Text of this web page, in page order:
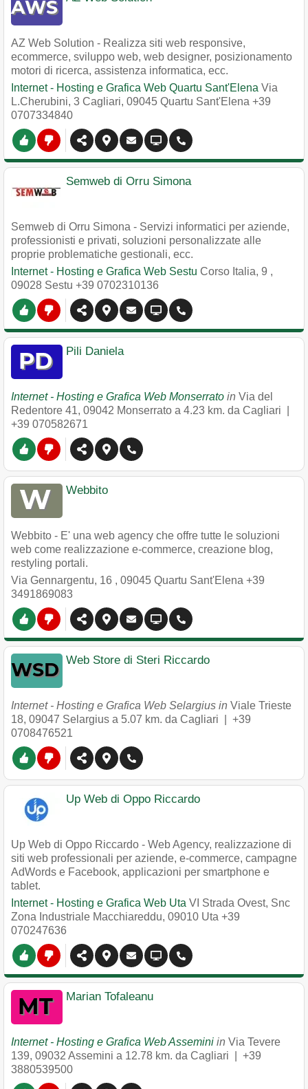
AZ Web Solution - Realizza siti web responsive,
ecommerce, sviluppo web, web designer, posizionamento
motori di ricerca, assistenza informatica, ecc.
Internet - Hosting e Grafica Web Quartu Sant'Elena Via
L.Cherubini, 3 Cagliari, 09045 Quartu Sant'Elena +39
0707334840
Semweb di Orru Simona
Semweb di Orru Simona - Servizi informatici per aziende,
professionisti e privati, soluzioni personalizzate alle
proprie problematiche gestionali, ecc.
Internet - Hosting e Grafica Web Sestu Corso Italia, 9 ,
09028 Sestu +39 0702310136
Pili Daniela
Internet - Hosting e Grafica Web Monserrato in Via del
Redentore 41, 09042 Monserrato a 4.23 km. da Cagliari |
+39 070582671
Webbito
Webbito - E' una web agency che offre tutte le soluzioni
web come realizzazione e-commerce, creazione blog,
restyling portali.
Via Gennargentu, 16 , 09045 Quartu Sant'Elena +39
3491869083
Web Store di Steri Riccardo
Internet - Hosting e Grafica Web Selargius in Viale Trieste
18, 09047 Selargius a 5.07 km. da Cagliari | +39
0708476521
Up Web di Oppo Riccardo
Up Web di Oppo Riccardo - Web Agency, realizzazione di
siti web professionali per aziende, e-commerce, campagne
AdWords e Facebook, applicazioni per smartphone e
tablet.
Internet - Hosting e Grafica Web Uta VI Strada Ovest, Snc
Zona Industriale Macchiareddu, 09010 Uta +39
070247636
Marian Tofaleanu
Internet - Hosting e Grafica Web Assemini in Via Tevere
139, 09032 Assemini a 12.78 km. da Cagliari | +39
3880539500